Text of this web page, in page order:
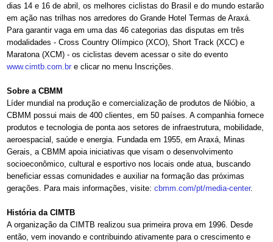
dias 14 e 16 de abril, os melhores ciclistas do Brasil e do mundo estarão
em ação nas trilhas nos arredores do Grande Hotel Termas de Araxá.
Para garantir vaga em uma das 46 categorias das disputas em três
modalidades - Cross Country Olímpico (XCO), Short Track (XCC) e
Maratona (XCM) - os ciclistas devem acessar o site do evento
www.cimtb.com.br e clicar no menu Inscrições.
Sobre a CBMM
Líder mundial na produção e comercialização de produtos de Nióbio, a
CBMM possui mais de 400 clientes, em 50 países. A companhia fornece
produtos e tecnologia de ponta aos setores de infraestrutura, mobilidade,
aeroespacial, saúde e energia. Fundada em 1955, em Araxá, Minas
Gerais, a CBMM apoia iniciativas que visam o desenvolvimento
socioeconômico, cultural e esportivo nos locais onde atua, buscando
beneficiar essas comunidades e auxiliar na formação das próximas
gerações. Para mais informações, visite: cbmm.com/pt/media-center.
História da CIMTB
A organização da CIMTB realizou sua primeira prova em 1996. Desde
então, vem inovando e contribuindo ativamente para o crescimento e